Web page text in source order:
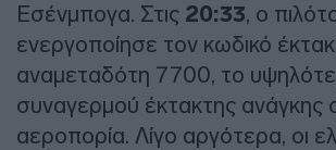
Εσένμπογα. Στις 20:33, ο
ενεργοποίησε τον κωδικό
αναμεταδότη 7700, το
συναγερμού έκτακτης ανάγκης
αεροπορία. Λίγο αργότερα, οι